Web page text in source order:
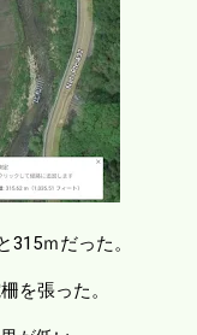
ｍだった。
を張った。